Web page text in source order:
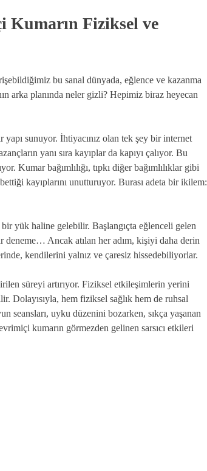
Kumarın Fiziksel ve
bu sanal dünyada, eğlence ve kazanma
arka planında neler gizli? Hepimiz biraz heyecan
sunuyor. İhtiyacınız olan tek şey bir internet
yanı sıra kayıplar da kapıyı çalıyor. Bu
Kumar bağımlılığı, tıpkı diğer bağımlılıklar gibi
kayıplarını unutturuyor. Burası adeta bir ikilem:
yük haline gelebilir. Başlangıçta eğlenceli gelen
deneme… Ancak atılan her adım, kişiyi daha derin
kendilerini yalnız ve çaresiz hissedebiliyorlar.
süreyi artırıyor. Fiziksel etkileşimlerin yerini
Dolayısıyla, hem fiziksel sağlık hem de ruhsal
seansları, uyku düzenini bozarken, sıkça yaşanan
kumarın görmezden gelinen sarsıcı etkileri